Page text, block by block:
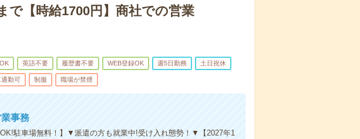
で【時給1700円】商社での営業
英語不要 履歴書不要 WEB登録OK 週5日勤務 土日祝休
通勤可 制服 職場が禁煙
事務
駐車場無料！】▼派遣の方も就業中!受け入れ態勢！▼【2027年1